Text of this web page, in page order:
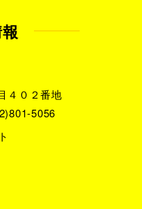
４０２番地
5056